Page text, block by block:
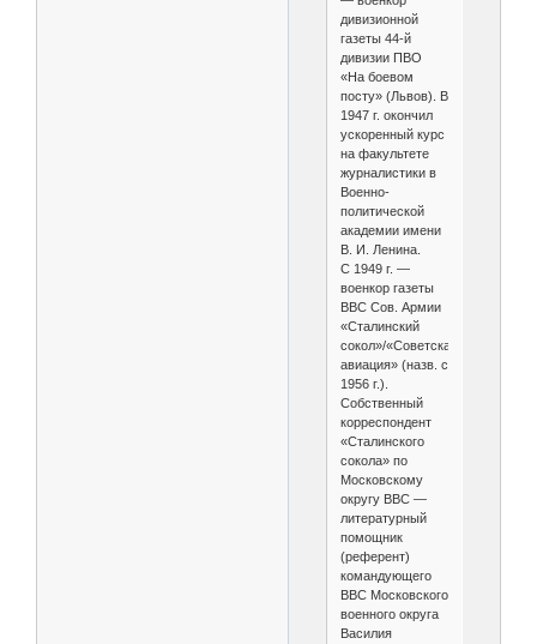
дивизионной
газеты 44-й
дивизии ПВО
«На боевом
посту» (Львов). В
1947 г. окончил
ускоренный курс
на факультете
журналистики в
Военно-
политической
академии имени
В. И. Ленина.
С 1949 г. —
военкор газеты
ВВС Сов. Армии
«Сталинский
сокол»/«Советская
авиация» (назв. с
1956 г.).
Собственный
корреспондент
«Сталинского
сокола» по
Московскому
округу ВВС —
литературный
помощник
(референт)
командующего
ВВС Московского
военного округа
Василия